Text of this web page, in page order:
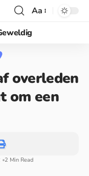
Aa
overleden
om een
2 Min Read